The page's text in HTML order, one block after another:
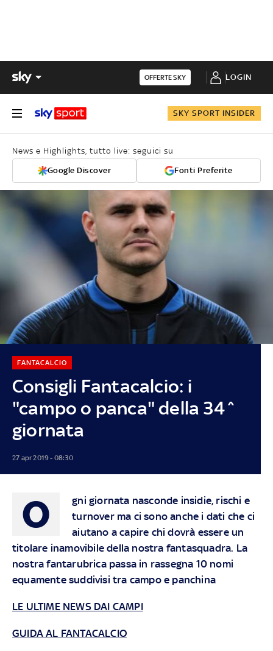
OFFERTE SKY LOGIN
SKY SPORT INSIDER
News e Highlights, tutto live: seguici su
Google Discover Fonti Preferite
Consigli Fantacalcio: i
"campo o panca" della 34^
giornata
FANTACALCIO
27 apr 2019 - 08:30
O
gni giornata nasconde insidie, rischi e
turnover ma ci sono anche i dati che ci
aiutano a capire chi dovrà essere un
titolare inamovibile della nostra fantasquadra. La
nostra fantarubrica passa in rassegna 10 nomi
equamente suddivisi tra campo e panchina
LE ULTIME NEWS DAI CAMPI
GUIDA AL FANTACALCIO